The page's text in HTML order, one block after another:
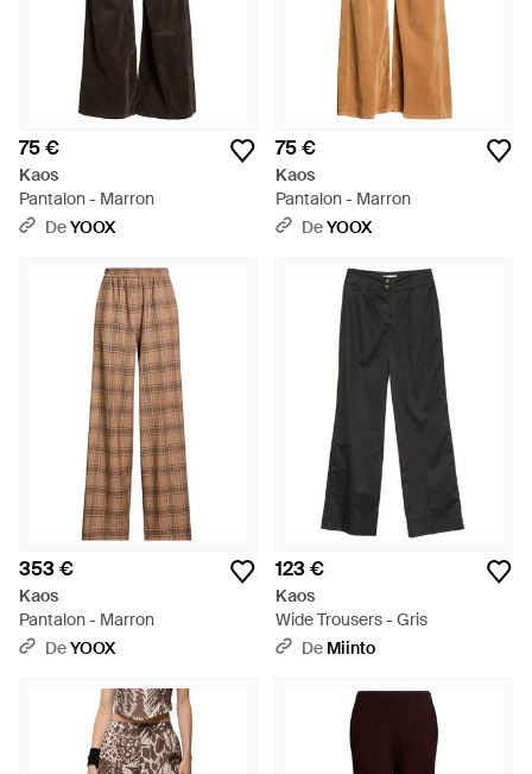
75 €
Kaos
Pantalon - Marron
DeYOOX
75 €
Kaos
Pantalon - Marron
DeYOOX
353 €
Kaos
Pantalon - Marron
DeYOOX
123 €
Kaos
Wide Trousers - Gris
De Miinto